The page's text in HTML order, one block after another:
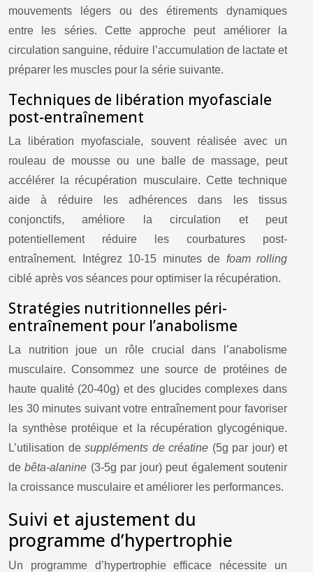
mouvements légers ou des étirements dynamiques
entre les séries. Cette approche peut améliorer la
circulation sanguine, réduire l’accumulation de lactate et
préparer les muscles pour la série suivante.
Techniques de libération myofasciale
post-entraînement
La libération myofasciale, souvent réalisée avec un
rouleau de mousse ou une balle de massage, peut
accélérer la récupération musculaire. Cette technique
aide à réduire les adhérences dans les tissus
conjonctifs, améliore la circulation et peut
potentiellement réduire les courbatures post-
entraînement. Intégrez 10-15 minutes de foam rolling
ciblé après vos séances pour optimiser la récupération.
Stratégies nutritionnelles péri-
entraînement pour l’anabolisme
La nutrition joue un rôle crucial dans l’anabolisme
musculaire. Consommez une source de protéines de
haute qualité (20-40g) et des glucides complexes dans
les 30 minutes suivant votre entraînement pour favoriser
la synthèse protéique et la récupération glycogénique.
L’utilisation de suppléments de créatine (5g par jour) et
debêta-alanine (3-5g par jour) peut également soutenir
la croissance musculaire et améliorer les performances.
Suivi et ajustement du
programme d’hypertrophie
Un programme d’hypertrophie efficace nécessite un